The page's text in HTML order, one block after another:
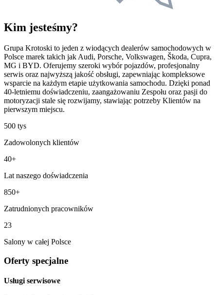
Kim jesteśmy?
Grupa Krotoski to jeden z wiodących dealerów samochodowych w
Polsce marek takich jak Audi, Porsche, Volkswagen, Škoda, Cupra,
MG i BYD. Oferujemy szeroki wybór pojazdów, profesjonalny
serwis oraz najwyższą jakość obsługi, zapewniając kompleksowe
wsparcie na każdym etapie użytkowania samochodu. Dzięki ponad
40-letniemu doświadczeniu, zaangażowaniu Zespołu oraz pasji do
motoryzacji stale się rozwijamy, stawiając potrzeby Klientów na
pierwszym miejscu.
500 tys
Zadowolonych klientów
40+
Lat naszego doświadczenia
850+
Zatrudnionych pracowników
23
Salony w całej Polsce
Oferty specjalne
Usługi serwisowe